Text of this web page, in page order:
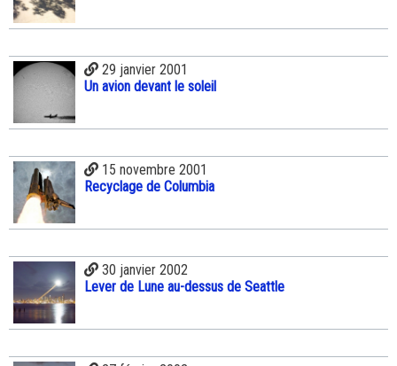
29 janvier 2001
Un avion devant le soleil
15 novembre 2001
Recyclage de Columbia
30 janvier 2002
Lever de Lune au-dessus de Seattle